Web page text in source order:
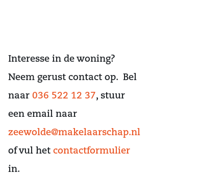
Interesse in de woning?
Neem gerust contact op. Bel
naar 036 522 12 37, stuur
een email naar
zeewolde@makelaarschap.nl
of vul het contactformulier
in.